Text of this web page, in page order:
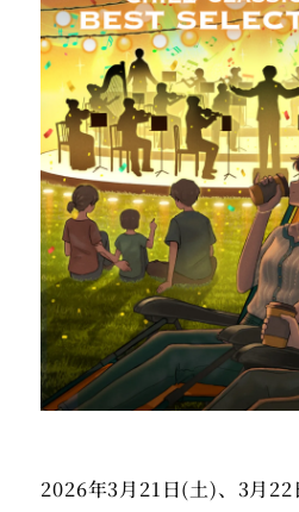
2026年3月21日(土)、3月